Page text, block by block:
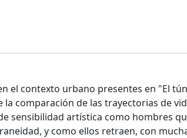
el contexto urbano presentes en "El
la comparación de las trayectorias de
sensibilidad artística como hombres
y como ellos retraen, con